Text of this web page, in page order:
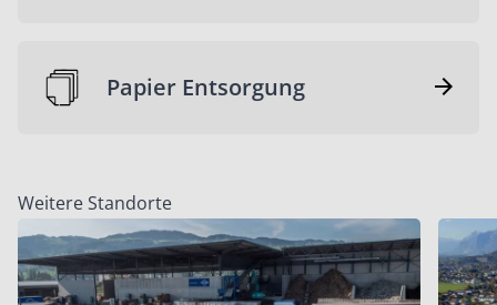
Papier Entsorgung
Weitere Standorte